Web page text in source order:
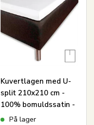
Kuvertlagen med U-
split 210x210 cm -
100% bomuldssatin -
Splitlængde 90 cm -
På lager